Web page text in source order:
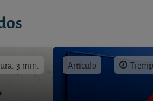
3 min. Artículo